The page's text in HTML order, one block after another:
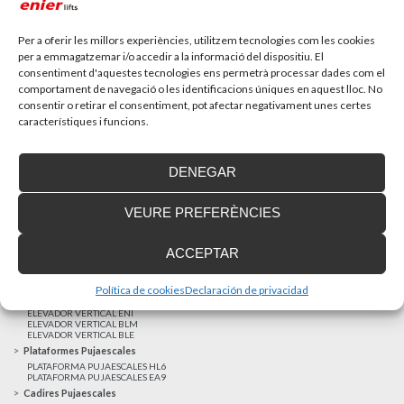
Per a oferir les millors experiències, utilitzem tecnologies com les cookies
per a emmagatzemar i/o accedir a la informació del dispositiu. El
consentiment d'aquestes tecnologies ens permetrà processar dades com el
comportament de navegació o les identificacions úniques en aquest lloc. No
consentir o retirar el consentiment, pot afectar negativament unes certes
característiques i funcions.
ACCEPTAR
DENEGAR
VEURE PREFERÈNCIES
Política de cookiesDeclaración de privacidad
MÉS NOTÍCIES
ELEVADOR UNIFAMILIAR EHP 05
Elevadors Verticals
ELEVADOR VERTICAL ENI
ELEVADOR VERTICAL BLM
ELEVADOR VERTICAL BLE
Plataformes Pujaescales
PLATAFORMA PUJAESCALES HL6
PLATAFORMA PUJAESCALES EA9
Cadires Pujaescales